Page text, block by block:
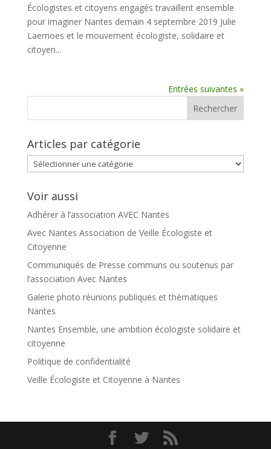
Écologistes et citoyens engagés travaillent ensemble
pour imaginer Nantes demain 4 septembre 2019 Julie
Laernoes et le mouvement écologiste, solidaire et
citoyen...
Entrées suivantes »
Articles par catégorie
Articles
par
catégorie
Voir aussi
Adhérer à l’association AVEC Nantes
Avec Nantes Association de Veille Écologiste et
Citoyenne
Communiqués de Presse communs ou soutenus par
l’association Avec Nantes
Galerie photo réunions publiques et thématiques
Nantes
Nantes Ensemble, une ambition écologiste solidaire et
citoyenne
Politique de confidentialité
Veille Écologiste et Citoyenne à Nantes